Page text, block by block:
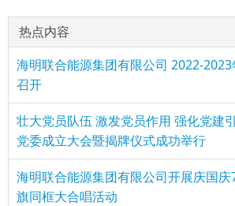
热点内容
海明联合能源集团有限公司 2022-
召开
壮大党员队伍 激发党员作用 强化党建
党委成立大会暨揭牌仪式成功举行
海明联合能源集团有限公司开展庆国
旗同框大合唱活动